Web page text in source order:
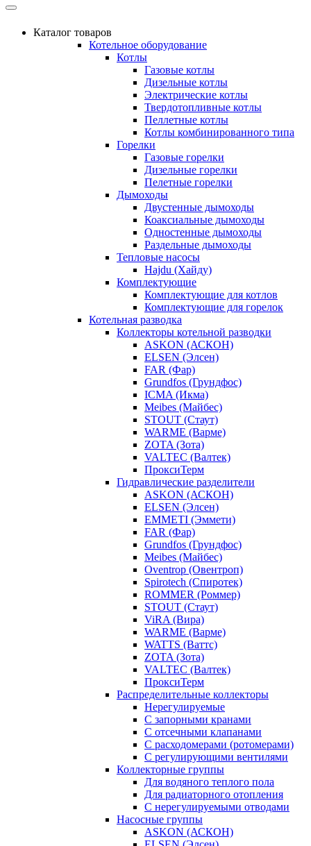
Каталог товаров
Котельное оборудование
Котлы
Газовые котлы
Дизельные котлы
Электрические котлы
Твердотопливные котлы
Пеллетные котлы
Котлы комбинированного типа
Горелки
Газовые горелки
Дизельные горелки
Пелетные горелки
Дымоходы
Двустенные дымоходы
Коаксиальные дымоходы
Одностенные дымоходы
Раздельные дымоходы
Тепловые насосы
Hajdu (Хайду)
Комплектующие
Комплектующие для котлов
Комплектующие для горелок
Котельная разводка
Коллекторы котельной разводки
ASKON (АСКОН)
ELSEN (Элсен)
FAR (Фар)
Grundfos (Грундфос)
ICMA (Икма)
Meibes (Майбес)
STOUT (Стаут)
WARME (Варме)
ZOTA (Зота)
VALTEC (Валтек)
ПроксиТерм
Гидравлические разделители
ASKON (АСКОН)
ELSEN (Элсен)
EMMETI (Эммети)
FAR (Фар)
Grundfos (Грундфос)
Meibes (Майбес)
Oventrop (Овентроп)
Spirotech (Спиротек)
ROMMER (Роммер)
STOUT (Стаут)
ViRA (Вира)
WARME (Варме)
WATTS (Ваттс)
ZOTA (Зота)
VALTEC (Валтек)
ПроксиТерм
Распределительные коллекторы
Нерегулируемые
С запорными кранами
С отсечными клапанами
С расходомерами (ротомерами)
С регулирующими вентилями
Коллекторные группы
Для водяного теплого пола
Для радиаторного отопления
С нерегулируемыми отводами
Насосные группы
ASKON (АСКОН)